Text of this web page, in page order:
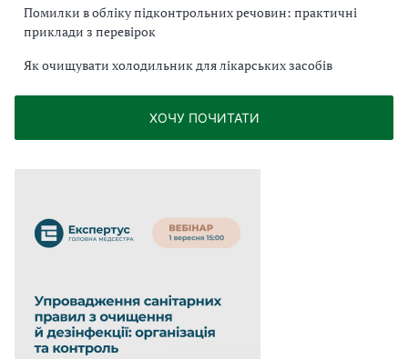
Помилки в обліку підконтрольних речовин: практичні
приклади з перевірок
Як очищувати холодильник для лікарських засобів
ХОЧУ ПОЧИТАТИ